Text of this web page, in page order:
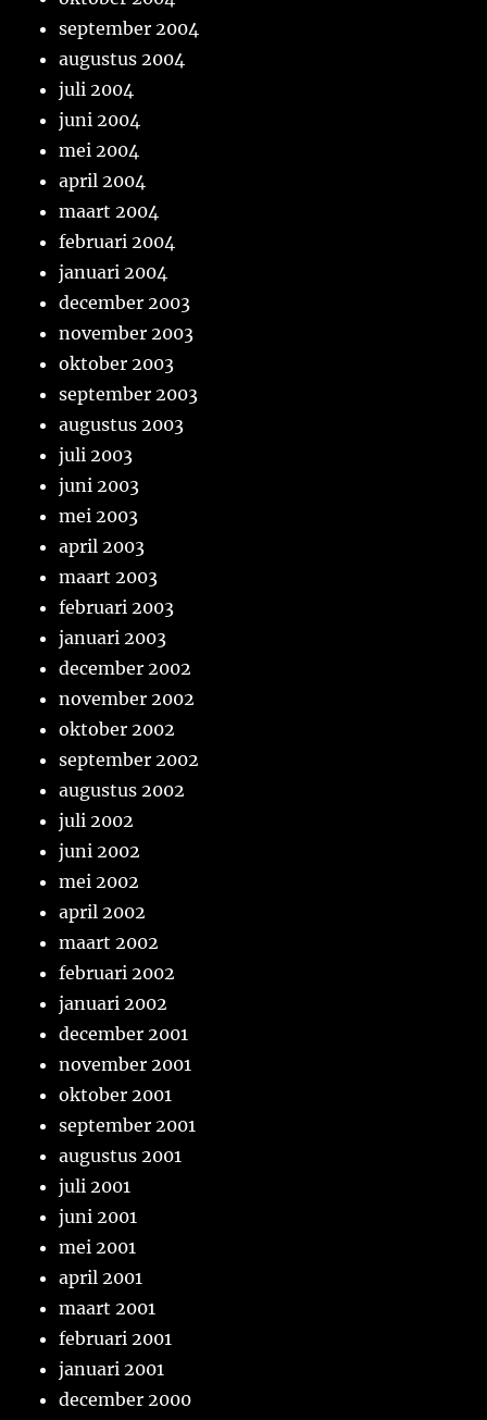
september 2004
augustus 2004
juli 2004
juni 2004
mei 2004
april 2004
maart 2004
februari 2004
januari 2004
december 2003
november 2003
oktober 2003
september 2003
augustus 2003
juli 2003
juni 2003
mei 2003
april 2003
maart 2003
februari 2003
januari 2003
december 2002
november 2002
oktober 2002
september 2002
augustus 2002
juli 2002
juni 2002
mei 2002
april 2002
maart 2002
februari 2002
januari 2002
december 2001
november 2001
oktober 2001
september 2001
augustus 2001
juli 2001
juni 2001
mei 2001
april 2001
maart 2001
februari 2001
januari 2001
december 2000